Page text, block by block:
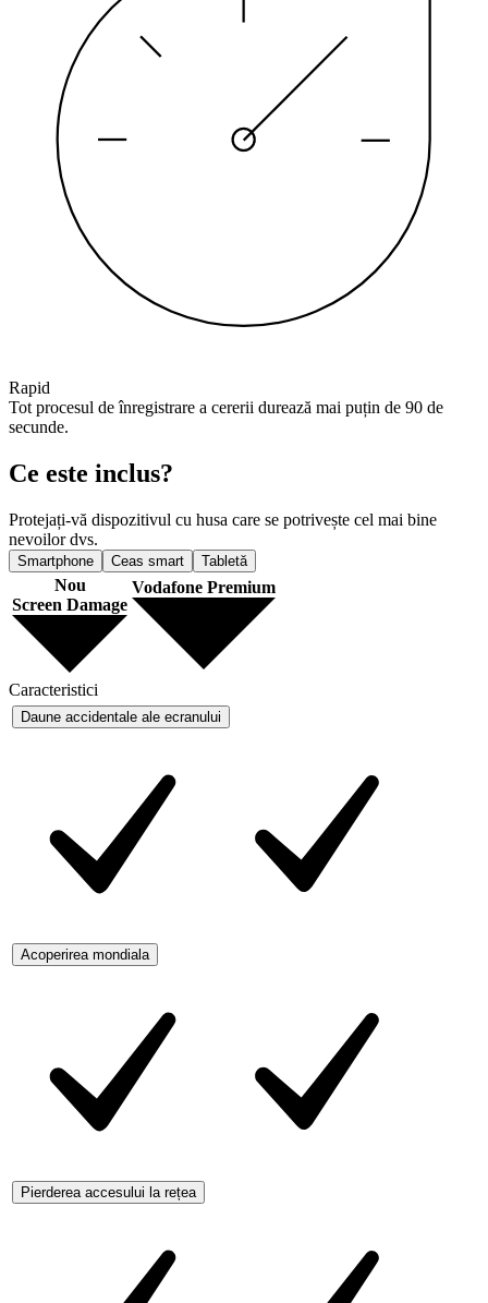
Rapid
Tot procesul de înregistrare a cererii durează mai puțin de 90 de
secunde.
Ce este inclus?
Protejați-vă dispozitivul cu husa care se potrivește cel mai bine
nevoilor dvs.
Smartphone Ceas smart Tabletă
Nou
Screen Damage
Vodafone Premium
Caracteristici
Daune accidentale ale ecranului
Acoperirea mondiala
Pierderea accesului la rețea